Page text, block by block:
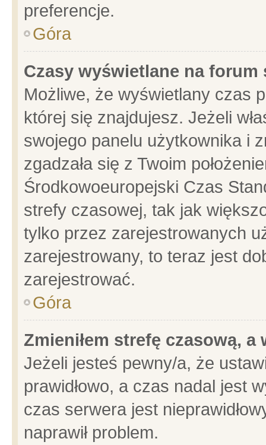
preferencje.
Góra
Czasy wyświetlane na forum
Możliwe, że wyświetlany czas
której się znajdujesz. Jeżeli
swojego panelu użytkownika i
zgadzała się z Twoim
Środkowoeuropejski Czas
strefy czasowej, tak jak
tylko przez zarejestrowanych
zarejestrowany, to teraz jest
zarejestrować.
Góra
Zmieniłem strefę czasową,
Jeżeli jesteś pewny/a, że
prawidłowo, a czas nadal jest
czas serwera jest
naprawił problem.